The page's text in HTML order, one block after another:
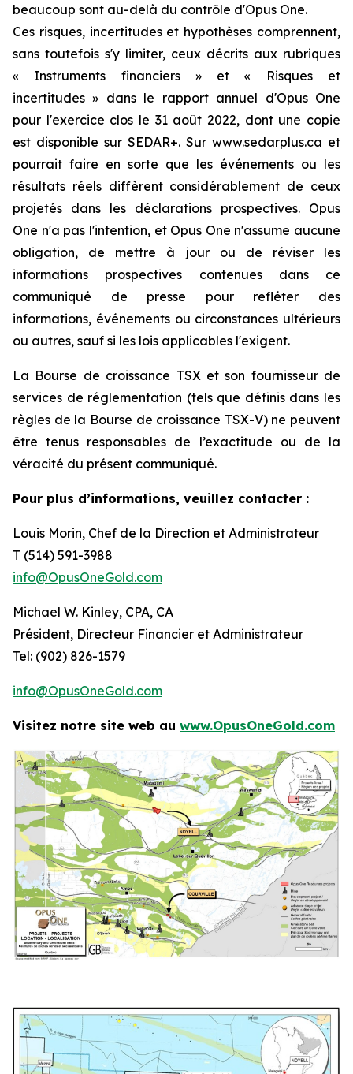
beaucoup sont au-delà du contrôle d'Opus One.
Ces risques, incertitudes et hypothèses comprennent,
sans toutefois s'y limiter, ceux décrits aux rubriques
« Instruments financiers » et « Risques et
incertitudes » dans le rapport annuel d'Opus One
pour l'exercice clos le 31 août 2022, dont une copie
est disponible sur SEDAR+. Sur www.sedarplus.ca et
pourrait faire en sorte que les événements ou les
résultats réels diffèrent considérablement de ceux
projetés dans les déclarations prospectives. Opus
One n'a pas l'intention, et Opus One n'assume aucune
obligation, de mettre à jour ou de réviser les
informations prospectives contenues dans ce
communiqué de presse pour refléter des
informations, événements ou circonstances ultérieurs
ou autres, sauf si les lois applicables l'exigent.
La Bourse de croissance TSX et son fournisseur de
services de réglementation (tels que définis dans les
règles de la Bourse de croissance TSX-V) ne peuvent
être tenus responsables de l’exactitude ou de la
véracité du présent communiqué.
Pour plus d’informations, veuillez contacter :
Louis Morin, Chef de la Direction et Administrateur
T (514) 591-3988
info@OpusOneGold.com
Michael W. Kinley, CPA, CA
Président, Directeur Financier et Administrateur
Tel: (902) 826-1579
info@OpusOneGold.com
Visitez notre site web au www.OpusOneGold.com